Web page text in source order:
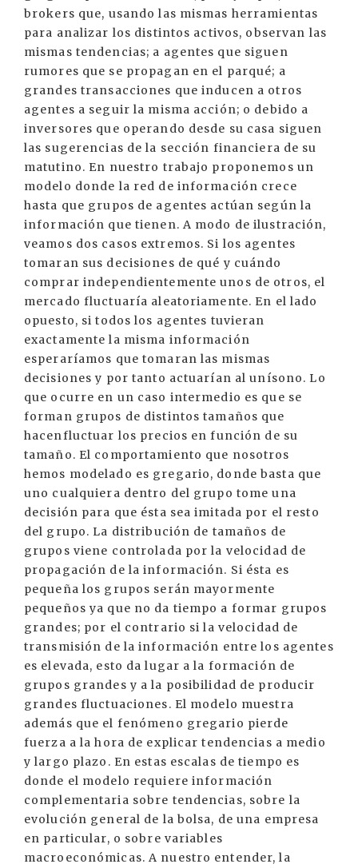
brokers que, usando las mismas herramientas
para analizar los distintos activos, observan las
mismas tendencias; a agentes que siguen
rumores que se propagan en el parqué; a
grandes transacciones que inducen a otros
agentes a seguir la misma acción; o debido a
inversores que operando desde su casa siguen
las sugerencias de la sección financiera de su
matutino. En nuestro trabajo proponemos un
modelo donde la red de información crece
hasta que grupos de agentes actúan según la
información que tienen. A modo de ilustración,
veamos dos casos extremos. Si los agentes
tomaran sus decisiones de qué y cuándo
comprar independientemente unos de otros, el
mercado fluctuaría aleatoriamente. En el lado
opuesto, si todos los agentes tuvieran
exactamente la misma información
esperaríamos que tomaran las mismas
decisiones y por tanto actuarían al unísono. Lo
que ocurre en un caso intermedio es que se
forman grupos de distintos tamaños que
hacenfluctuar los precios en función de su
tamaño. El comportamiento que nosotros
hemos modelado es gregario, donde basta que
uno cualquiera dentro del grupo tome una
decisión para que ésta sea imitada por el resto
del grupo. La distribución de tamaños de
grupos viene controlada por la velocidad de
propagación de la información. Si ésta es
pequeña los grupos serán mayormente
pequeños ya que no da tiempo a formar grupos
grandes; por el contrario si la velocidad de
transmisión de la información entre los agentes
es elevada, esto da lugar a la formación de
grupos grandes y a la posibilidad de producir
grandes fluctuaciones. El modelo muestra
además que el fenómeno gregario pierde
fuerza a la hora de explicar tendencias a medio
y largo plazo. En estas escalas de tiempo es
donde el modelo requiere información
complementaria sobre tendencias, sobre la
evolución general de la bolsa, de una empresa
en particular, o sobre variables
macroeconómicas. A nuestro entender, la